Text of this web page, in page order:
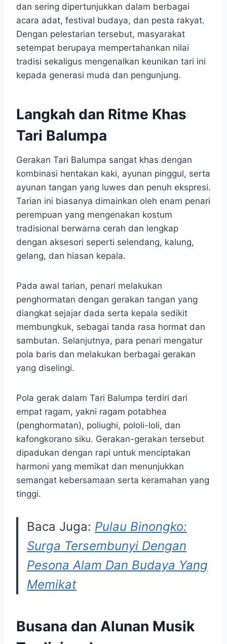
dan sering dipertunjukkan dalam berbagai
acara adat, festival budaya, dan pesta rakyat.
Dengan pelestarian tersebut, masyarakat
setempat berupaya mempertahankan nilai
tradisi sekaligus mengenalkan keunikan tari ini
kepada generasi muda dan pengunjung.
Langkah dan Ritme Khas
Tari Balumpa
Gerakan Tari Balumpa sangat khas dengan
kombinasi hentakan kaki, ayunan pinggul, serta
ayunan tangan yang luwes dan penuh ekspresi.
Tarian ini biasanya dimainkan oleh enam penari
perempuan yang mengenakan kostum
tradisional berwarna cerah dan lengkap
dengan aksesori seperti selendang, kalung,
gelang, dan hiasan kepala.
Pada awal tarian, penari melakukan
penghormatan dengan gerakan tangan yang
diangkat sejajar dada serta kepala sedikit
membungkuk, sebagai tanda rasa hormat dan
sambutan. Selanjutnya, para penari mengatur
pola baris dan melakukan berbagai gerakan
yang diselingi.
Pola gerak dalam Tari Balumpa terdiri dari
empat ragam, yakni ragam potabhea
(penghormatan), poliughi, pololi-loli, dan
kafongkorano siku. Gerakan-gerakan tersebut
dipadukan dengan rapi untuk menciptakan
harmoni yang memikat dan menunjukkan
semangat kebersamaan serta keramahan yang
tinggi.
Baca Juga: Pulau Binongko:
Surga Tersembunyi Dengan
Pesona Alam Dan Budaya Yang
Memikat
Busana dan Alunan Musik